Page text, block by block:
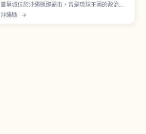
首里城位於沖繩縣那霸市，曾是琉球王國的政治、
外交與文化中心，繁榮約450年。據稱於14世紀左
右創建，2000年「首里城跡」以世界遺產「琉球
沖繩縣 →